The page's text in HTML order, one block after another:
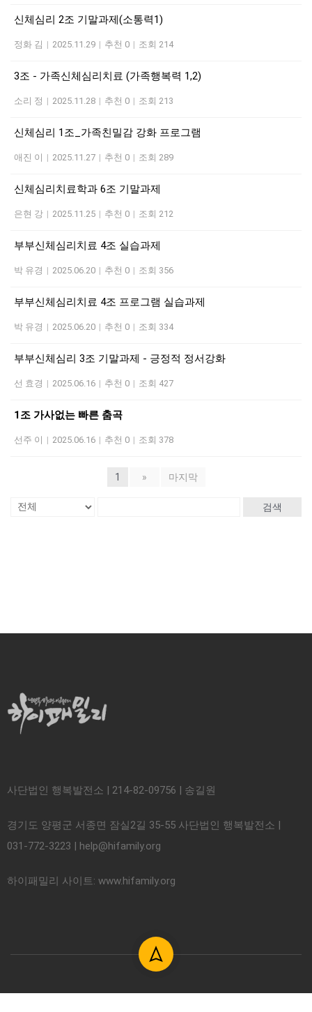
신체심리 2조 기말과제(소통력1)
정화 김 | 2025.11.29 | 추천 0 | 조회 214
3조 - 가족신체심리치료 (가족행복력 1,2)
소리 정 | 2025.11.28 | 추천 0 | 조회 213
신체심리 1조_가족친밀감 강화 프로그램
애진 이 | 2025.11.27 | 추천 0 | 조회 289
신체심리치료학과 6조 기말과제
은현 강 | 2025.11.25 | 추천 0 | 조회 212
부부신체심리치료 4조 실습과제
박 유경 | 2025.06.20 | 추천 0 | 조회 356
부부신체심리치료 4조 프로그램 실습과제
박 유경 | 2025.06.20 | 추천 0 | 조회 334
부부신체심리 3조 기말과제 - 긍정적 정서강화
선 효경 | 2025.06.16 | 추천 0 | 조회 427
1조 가사없는 빠른 춤곡
선주 이 | 2025.06.16 | 추천 0 | 조회 378
1 » 마지막
검색
사단법인 행복발전소 | 214-82-09756 | 송길원
경기도 양평군 서종면 잠실2길 35-55 사단법인 행복발전소 |
031-772-3223 | help@hifamily.org
하이패밀리 사이트: www.hifamily.org